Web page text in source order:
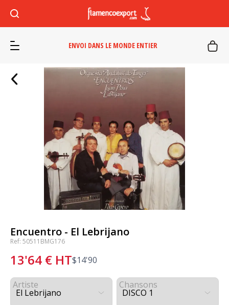
ENVOI DANS LE MONDE ENTIER
Encuentro - El Lebrijano
Ref: 50511BMG176
13'64 € HT$14'90
Artiste Chansons